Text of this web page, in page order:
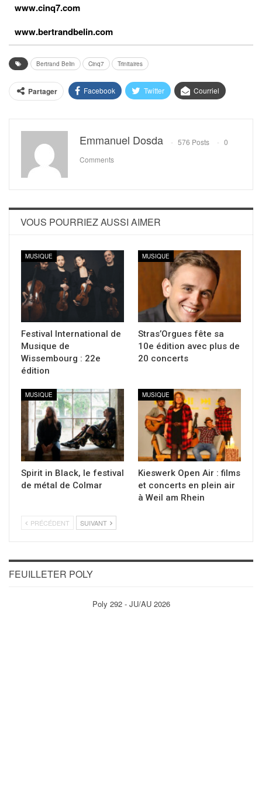
www.cinq7.com
www.bertrandbelin.com
Bertrand Belin Cinq7 Trinitaires
Partager Facebook Twitter Courriel
Emmanuel Dosda 576 Posts
0
Comments
VOUS POURRIEZ AUSSI AIMER
MUSIQUE
Festival International de
Musique de
Wissembourg : 22e
édition
MUSIQUE
Stras’Orgues fête sa
10e édition avec plus de
20 concerts
MUSIQUE
Spirit in Black, le festival
de métal de Colmar
MUSIQUE
Kieswerk Open Air : films
et concerts en plein air
à Weil am Rhein
PRÉCÉDENT SUIVANT
FEUILLETER POLY
Poly 292 - JU/AU 2026